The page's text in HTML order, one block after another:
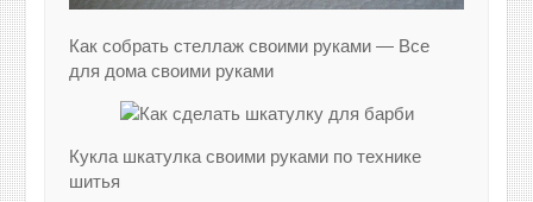
Как собрать стеллаж своими руками — Все
для дома своими руками
Кукла шкатулка своими руками по технике
шитья